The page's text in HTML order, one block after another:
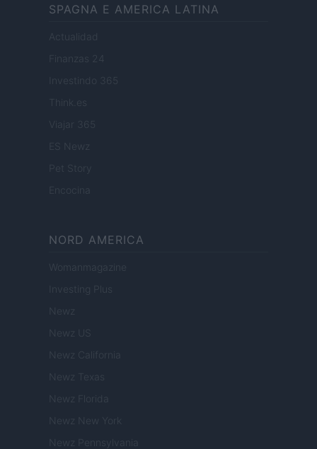
SPAGNA E AMERICA LATINA
Actualidad
Finanzas 24
Investindo 365
Think.es
Viajar 365
ES Newz
Encocina
NORD AMERICA
Womanmagazine
Investing Plus
Newz
Newz US
Newz California
Newz Texas
Newz Florida
Newz New York
Newz Pennsylvania